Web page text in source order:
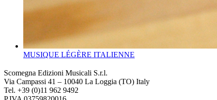
MUSIQUE LÉGÈRE ITALIENNE
Scomegna Edizioni Musicali S.r.l.
Via Campassi 41 – 10040 La Loggia (TO) Italy
Tel. +39 (0)11 962 9492